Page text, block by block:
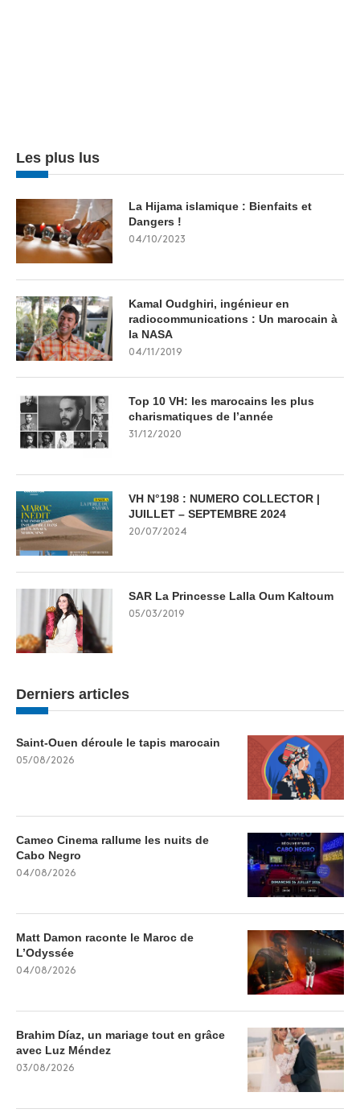
Les plus lus
La Hijama islamique : Bienfaits et
Dangers !
04/10/2023
Kamal Oudghiri, ingénieur en
radiocommunications : Un marocain à
la NASA
04/11/2019
Top 10 VH: les marocains les plus
charismatiques de l’année
31/12/2020
VH N°198 : NUMERO COLLECTOR |
JUILLET – SEPTEMBRE 2024
20/07/2024
SAR La Princesse Lalla Oum Kaltoum
05/03/2019
Derniers articles
Saint-Ouen déroule le tapis marocain
05/08/2026
Cameo Cinema rallume les nuits de
Cabo Negro
04/08/2026
Matt Damon raconte le Maroc de
L’Odyssée
04/08/2026
Brahim Díaz, un mariage tout en grâce
avec Luz Méndez
03/08/2026